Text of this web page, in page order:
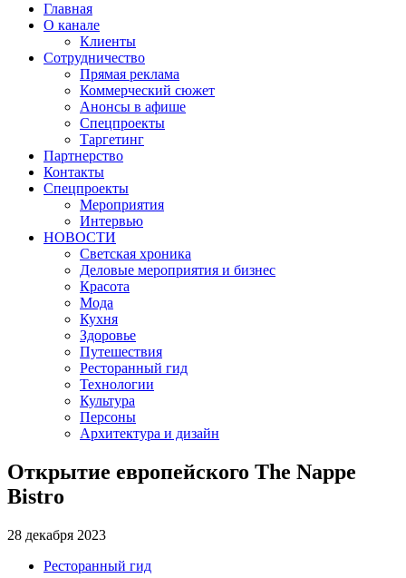
Главная
О канале
Клиенты
Сотрудничество
Прямая реклама
Коммерческий сюжет
Анонсы в афише
Cпецпроекты
Таргетинг
Партнерство
Контакты
Спецпроекты
Мероприятия
Интервью
НОВОСТИ
Светская хроника
Деловые мероприятия и бизнес
Красота
Мода
Кухня
Здоровье
Путешествия
Ресторанный гид
Технологии
Культура
Персоны
Архитектура и дизайн
Открытие европейского The Nappe
Bistro
28 декабря 2023
Ресторанный гид